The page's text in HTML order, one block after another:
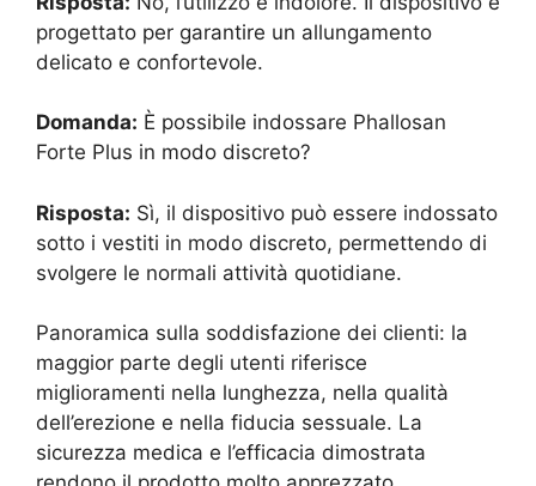
progettato per garantire un allungamento
delicato e confortevole.
Domanda: È possibile indossare Phallosan
Forte Plus in modo discreto?
Risposta: Sì, il dispositivo può essere indossato
sotto i vestiti in modo discreto, permettendo di
svolgere le normali attività quotidiane.
Panoramica sulla soddisfazione dei clienti: la
maggior parte degli utenti riferisce
miglioramenti nella lunghezza, nella qualità
dell’erezione e nella fiducia sessuale. La
sicurezza medica e l’efficacia dimostrata